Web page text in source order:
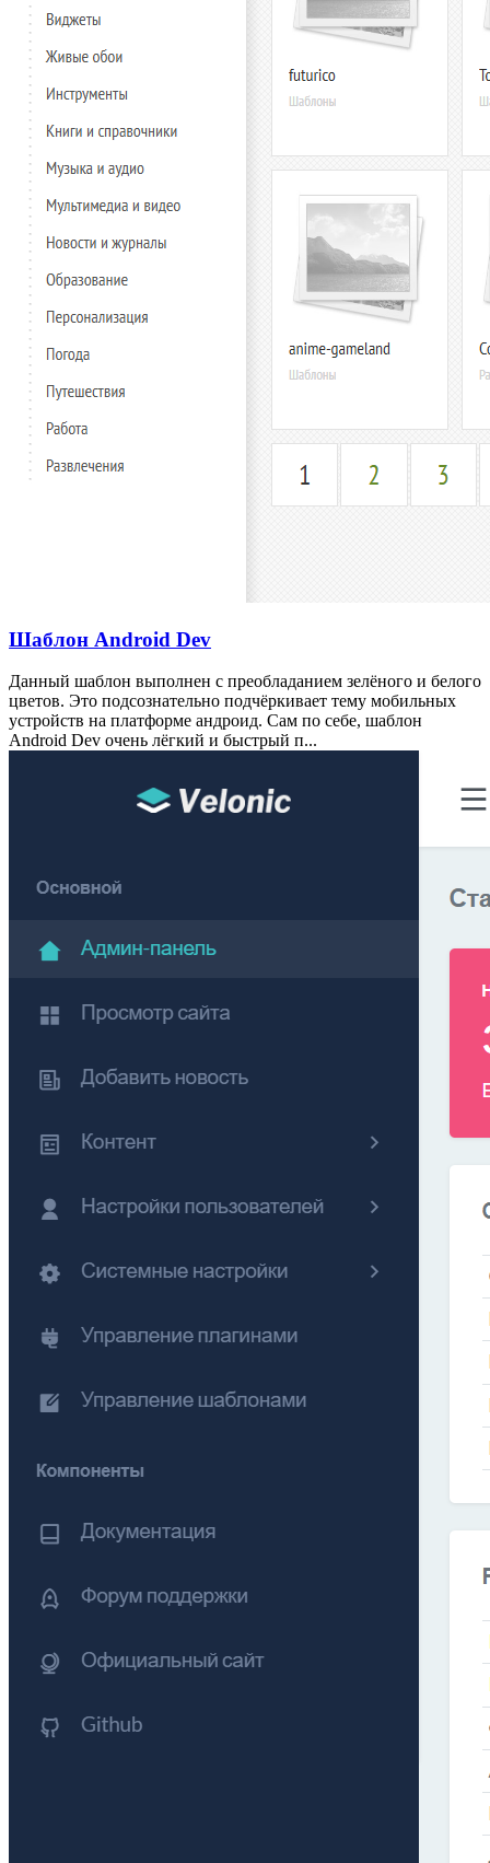
Шаблон Android Dev
Данный шаблон выполнен с преобладанием зелёного и белого
цветов. Это подсознательно подчёркивает тему мобильных
устройств на платформе андроид. Сам по себе, шаблон
Android Dev очень лёгкий и быстрый п...